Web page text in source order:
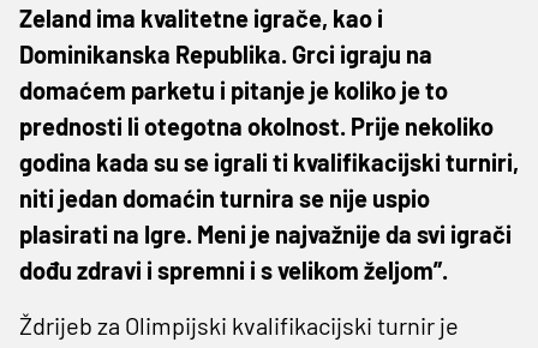
Zeland ima kvalitetne igrače, kao i
Dominikanska Republika. Grci igraju na
domaćem parketu i pitanje je koliko je to
prednosti li otegotna okolnost. Prije nekoliko
godina kada su se igrali ti kvalifikacijski turniri,
niti jedan domaćin turnira se nije uspio
plasirati na Igre. Meni je najvažnije da svi igrači
dođu zdravi i spremni i s velikom željom”.
Ždrijeb za Olimpijski kvalifikacijski turnir je